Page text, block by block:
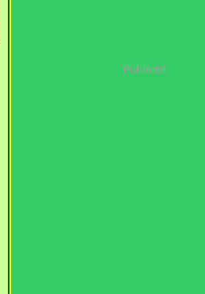
Publicité